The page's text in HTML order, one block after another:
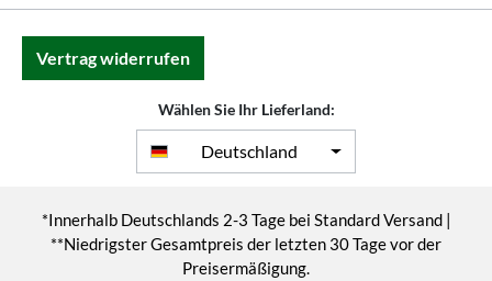
Vertrag widerrufen
Wählen Sie Ihr Lieferland:
Deutschland
*Innerhalb Deutschlands 2-3 Tage bei Standard Versand |
**Niedrigster Gesamtpreis der letzten 30 Tage vor der
Preisermäßigung.